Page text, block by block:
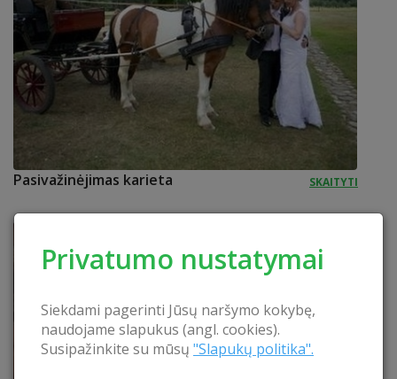
Privatumo nustatymai
Siekdami pagerinti Jūsų naršymo kokybę,
naudojame slapukus (angl. cookies).
Susipažinkite su mūsų "Slapukų politika".
Pasivažinėjimas karieta SKAITYTI